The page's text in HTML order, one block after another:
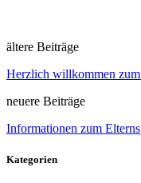
ältere Beiträge
Herzlich willkommen
neuere Beiträge
Informationen zum
Kategorien